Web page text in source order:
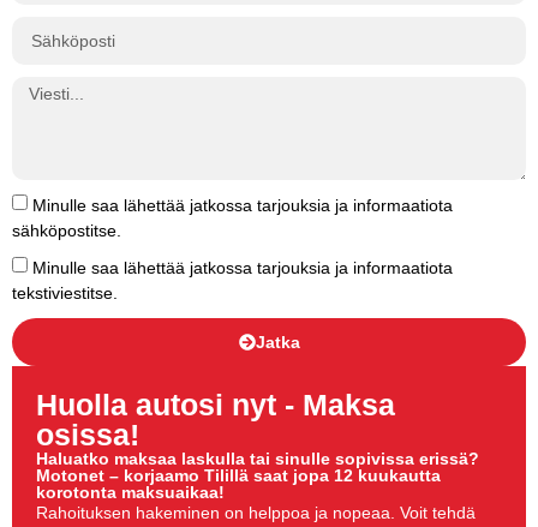
Minulle saa lähettää jatkossa tarjouksia ja informaatiota
sähköpostitse.
Minulle saa lähettää jatkossa tarjouksia ja informaatiota
tekstiviestitse.
Jatka
Huolla autosi nyt - Maksa
osissa!
Haluatko maksaa laskulla tai sinulle sopivissa erissä?
Motonet – korjaamo Tilillä saat jopa 12 kuukautta
korotonta maksuaikaa!
Rahoituksen hakeminen on helppoa ja nopeaa. Voit tehdä